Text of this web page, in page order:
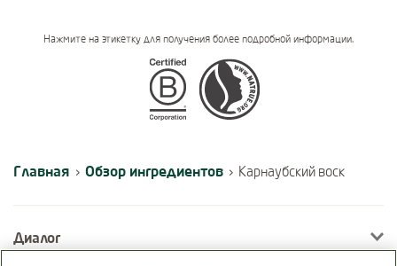
Certifications
Нажмите на этикетку для получения более подробной информации.
Главная › Обзор ингредиентов › Карнаубский воск
Диалог